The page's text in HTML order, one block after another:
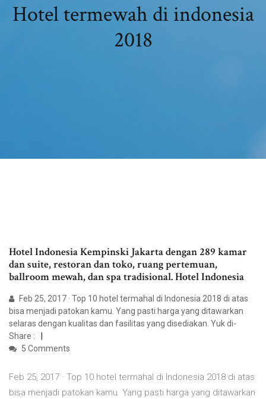
Hotel termewah di indonesia
2018
Hotel Indonesia Kempinski Jakarta dengan 289 kamar
dan suite, restoran dan toko, ruang pertemuan,
ballroom mewah, dan spa tradisional. Hotel Indonesia
Feb 25, 2017 · Top 10 hotel termahal di Indonesia 2018 di atas
bisa menjadi patokan kamu. Yang pasti harga yang ditawarkan
selaras dengan kualitas dan fasilitas yang disediakan. Yuk di-
Share :
5 Comments
Feb 25, 2017 · Top 10 hotel termahal di Indonesia 2018 di atas
bisa menjadi patokan kamu. Yang pasti harga yang ditawarkan